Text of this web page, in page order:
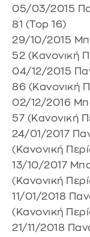
05/03/2015
81 (Top 16)
29/10/2015
52 (Κανονική
04/12/2015
86 (Κανονική
02/12/2016
57 (Κανονική
24/01/2017
(Κανονική
13/10/2017
(Κανονική
11/01/2018
(Κανονική
21/11/2018